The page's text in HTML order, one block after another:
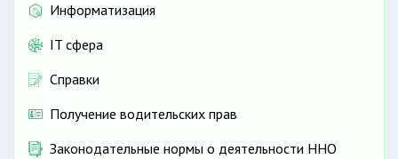
Информатизация
IT сфера
Справки
Получение водительских прав
Законодательные нормы о деятельности ННО